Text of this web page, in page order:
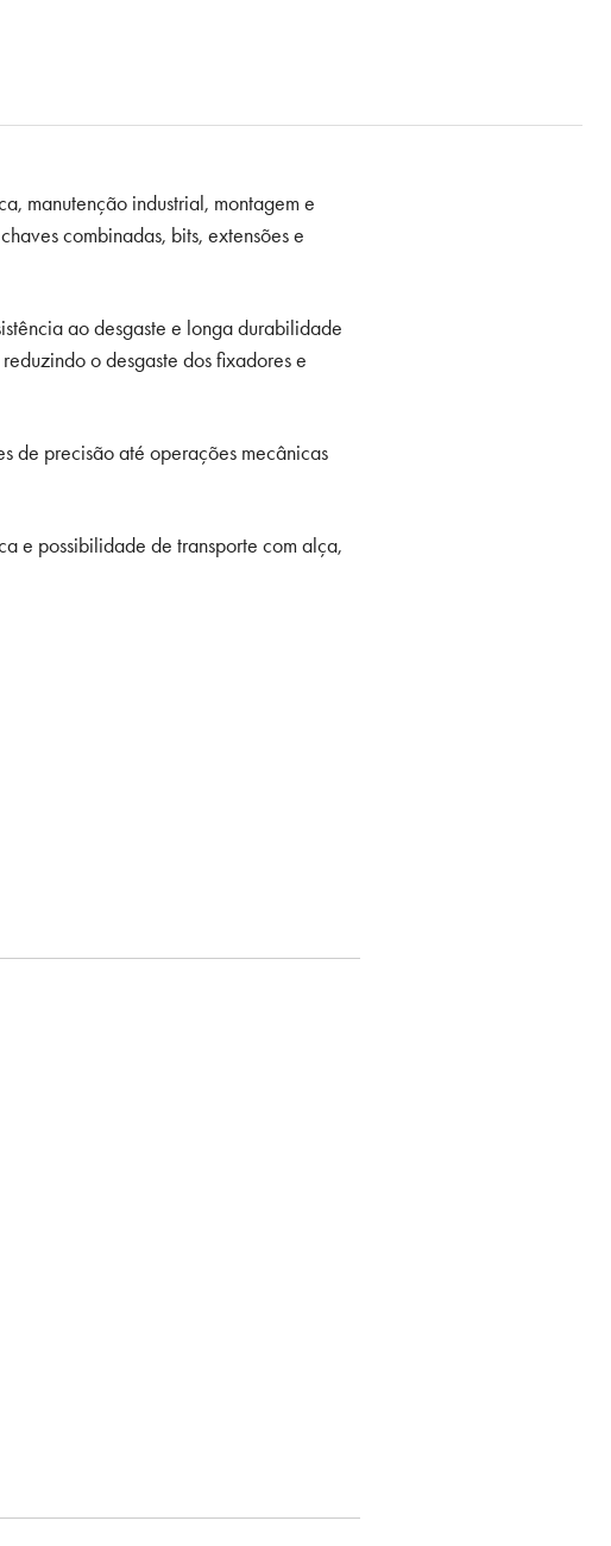
manutenção industrial, montagem e
combinadas, bits, extensões e
ao desgaste e longa durabilidade
reduzindo o desgaste dos fixadores e
de precisão até operações mecânicas
e possibilidade de transporte com alça,